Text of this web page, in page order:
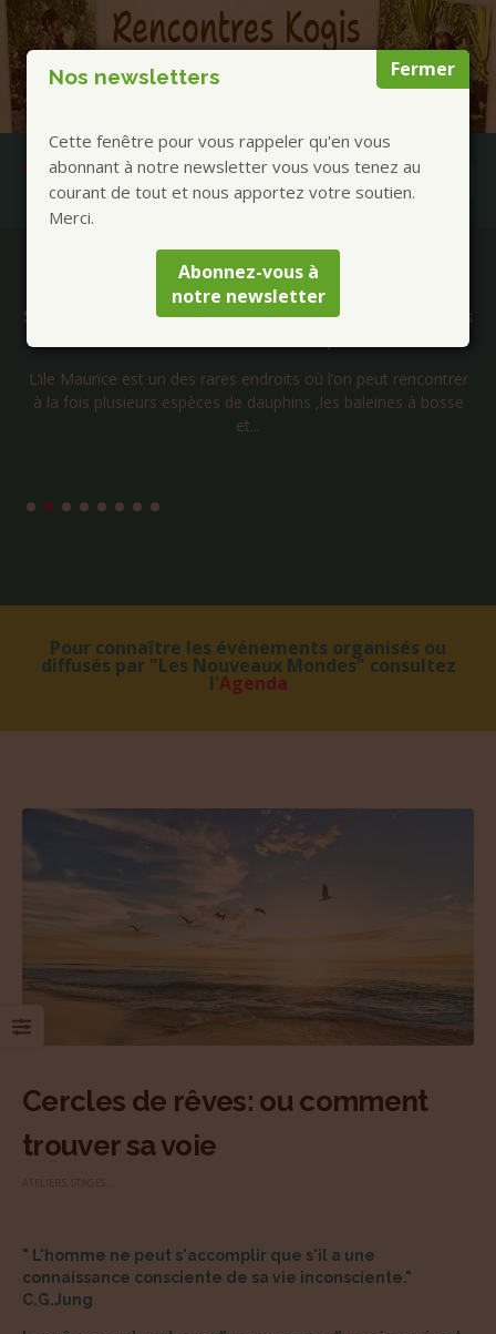
Fermer
Nos newsletters
Cette fenêtre pour vous rappeler qu'en vous
abonnant à notre newsletter vous vous tenez au
courant de tout et nous apportez votre soutien.
Merci.
Abonnez-vous à
notre newsletter
Publications à la Une !
Séminaire initiatique avec les cachalots dauphins
L’ile Maurice est un des rares endroits où l’on peut rencontrer
à la fois plusieurs espèces de dauphins ,les baleines à bosse
et...
Pour connaître les événements organisés ou
diffusés par "Les Nouveaux Mondes" consultez
l'Agenda
Cercles de rêves: ou comment
trouver sa voie
" L'homme ne peut s'accomplir que s'il a une
connaissance consciente de sa vie inconsciente."
C.G.Jung